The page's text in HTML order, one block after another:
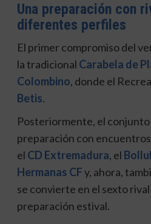
Una preparación con
diferentes perfiles
El primer compromiso del
la tradicional Carabela de
Colombino, donde el
Betis.
Posteriormente, el
preparación con
el CD Extremadura, el
Hermanas CFy, ahora,
se convierte en el sexto
preparación estival.